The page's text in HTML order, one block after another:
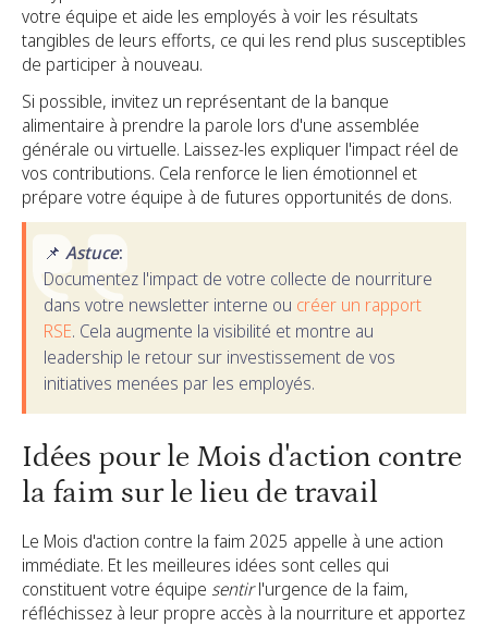
votre équipe et aide les employés à voir les résultats
tangibles de leurs efforts, ce qui les rend plus susceptibles
de participer à nouveau.
Si possible, invitez un représentant de la banque
alimentaire à prendre la parole lors d'une assemblée
générale ou virtuelle. Laissez-les expliquer l'impact réel de
vos contributions. Cela renforce le lien émotionnel et
prépare votre équipe à de futures opportunités de dons.
📌 Astuce:
Documentez l'impact de votre collecte de nourriture
dans votre newsletter interne ou créer un rapport
RSE. Cela augmente la visibilité et montre au
leadership le retour sur investissement de vos
initiatives menées par les employés.
Idées pour le Mois d'action contre
la faim sur le lieu de travail
Le Mois d'action contre la faim 2025 appelle à une action
immédiate. Et les meilleures idées sont celles qui
constituent votre équipe sentirl'urgence de la faim,
réfléchissez à leur propre accès à la nourriture et apportez